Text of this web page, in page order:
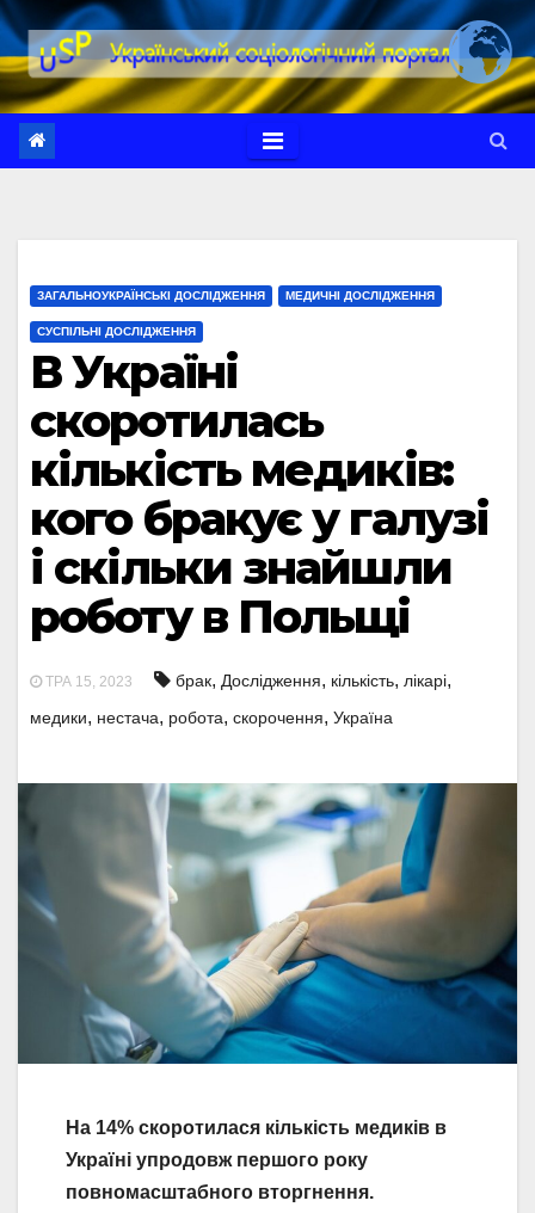
Перейти
до
вмісту
ЗАГАЛЬНОУКРАЇНСЬКІ ДОСЛІДЖЕННЯ МЕДИЧНІ ДОСЛІДЖЕННЯ
СУСПІЛЬНІ ДОСЛІДЖЕННЯ
В Україні
скоротилась
кількість медиків:
кого бракує у галузі
і скільки знайшли
роботу в Польщі
ТРА 15, 2023 брак, Дослідження, кількість, лікарі,
медики, нестача, робота, скорочення, Україна
На 14% скоротилася кількість медиків в
Україні упродовж першого року
повномасштабного вторгнення.